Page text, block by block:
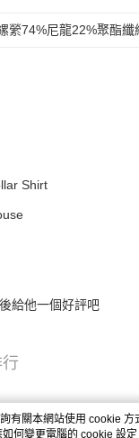
縈74%尼龍22%聚酯纖
Shirt
給他一個好評吧
有關本網站使用 cookie 方
何變更電腦的 cookie 設定